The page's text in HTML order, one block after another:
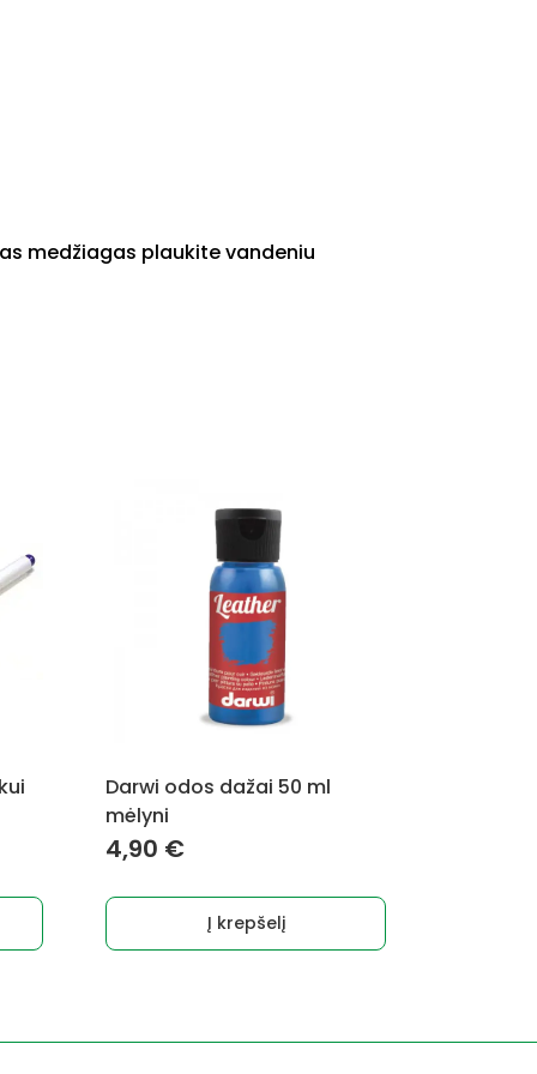
medžiagas plaukite vandeniu
Darwi odos dažai 50 ml
mėlyni
4,90 €
Į krepšelį